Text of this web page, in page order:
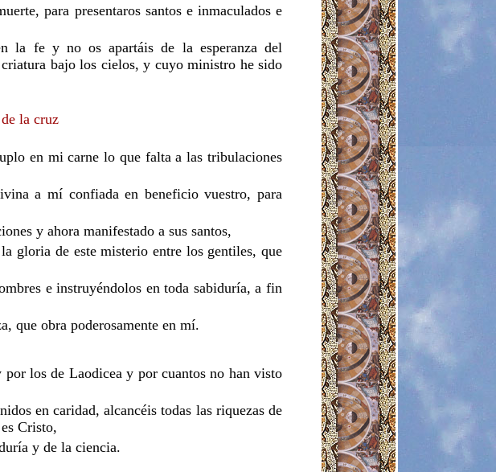
para presentaros santos e inmaculados e
la fe y no os apartáis de la esperanza del
bajo los cielos, y cuyo ministro he sido
la cruz
en mi carne lo que falta a las tribulaciones
a mí confiada en beneficio vuestro, para
y ahora manifestado a sus santos,
gloria de este misterio entre los gentiles, que
e instruyéndolos en toda sabiduría, a fin
que obra poderosamente en mí.
por los de Laodicea y por cuantos no han visto
en caridad, alcancéis todas las riquezas de
Cristo,
y de la ciencia.